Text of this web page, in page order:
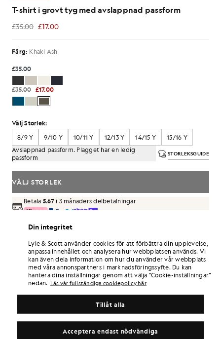
T-shirt i grovt tyg med avslappnad passform
£35.00 £17.00
£17.00
Färg: Khaki Ash
£35.00
£35.00 £17.00
Välj Storlek:
8/9 Y
9/10 Y 10/11 Y 12/13 Y 14/15 Y
15/16 Y
Avslappnad passform. Plagget har en ledig
passform
STORLEKSGUIDE
VÄLJ STORLEK
Betala 5.67i 3 månaders delbetalningar
Fri frakt vid beställningar över 70 £
Hemleverans och avhämtningsställen. Gratis returer och
byten.
Tjäna dubbelt så många poäng! Få102-
poäng vid detta köp.
6 points = 1,00 GBP
REGISTRERA DIG
PRODUKTINFORMATION
MATERIAL OCH SKÖTSEL
Din integritet
Lyle & Scott använder cookies för att förbättra din upplevelse,
anpassa innehållet och analysera hur webbplatsen används. Vi
kan även dela information om hur du använder vår webbplats
med våra annonspartners i marknadsföringssyfte. Du kan
hantera dina inställningar genom att välja ”Cookie-inställningar”
nedan.
Läs vår fullständiga cookiepolicy här
Acceptera endast nödvändiga
Tillåt alla